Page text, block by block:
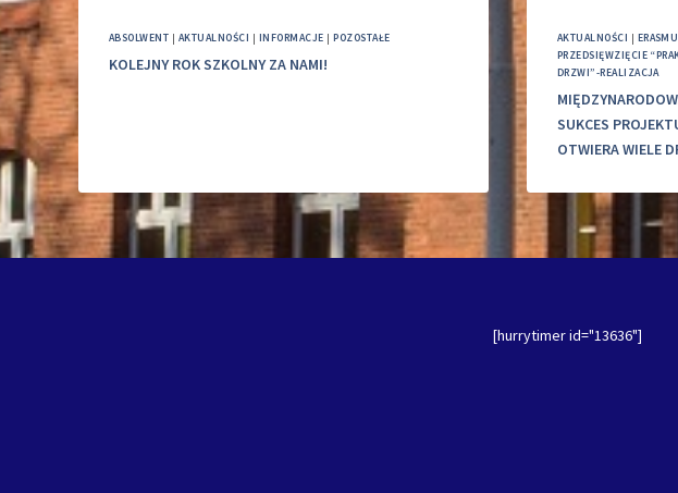
ABSOLWENT | AKTUALNOŚCI | INFORMACJE |POZOSTAŁE
KOLEJNY ROK SZKOLNY ZA NAMI!
AKTUALNOŚCI |
PRZEDSIĘWZIĘCIE
DRZWI”-REALIZACJA
SUKCES
OTWIERA WIELE
[hurrytimer id="13636"]